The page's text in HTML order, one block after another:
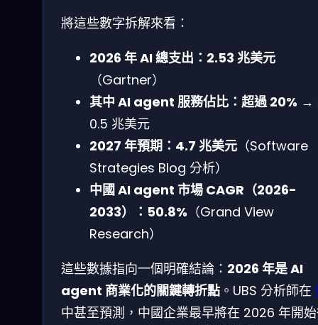
將這些數字拆解來看：
2026 年 AI 總支出：2.53 兆美元
（Gartner）
其中 AI agent 服務佔比：超過 20% →
0.5 兆美元
2027 年預期：4.7 兆美元 （Software
Strategies Blog 分析）
中國 AI agent 市場 CAGR（2026-
2033）：50.8% （Grand View
Research）
這些數據指向一個明確結論： 2026 年是 AI
agent 商業化的關鍵轉折點 。UBS 分析師在
中甚至預測，中國企業最早將在 2026 年開